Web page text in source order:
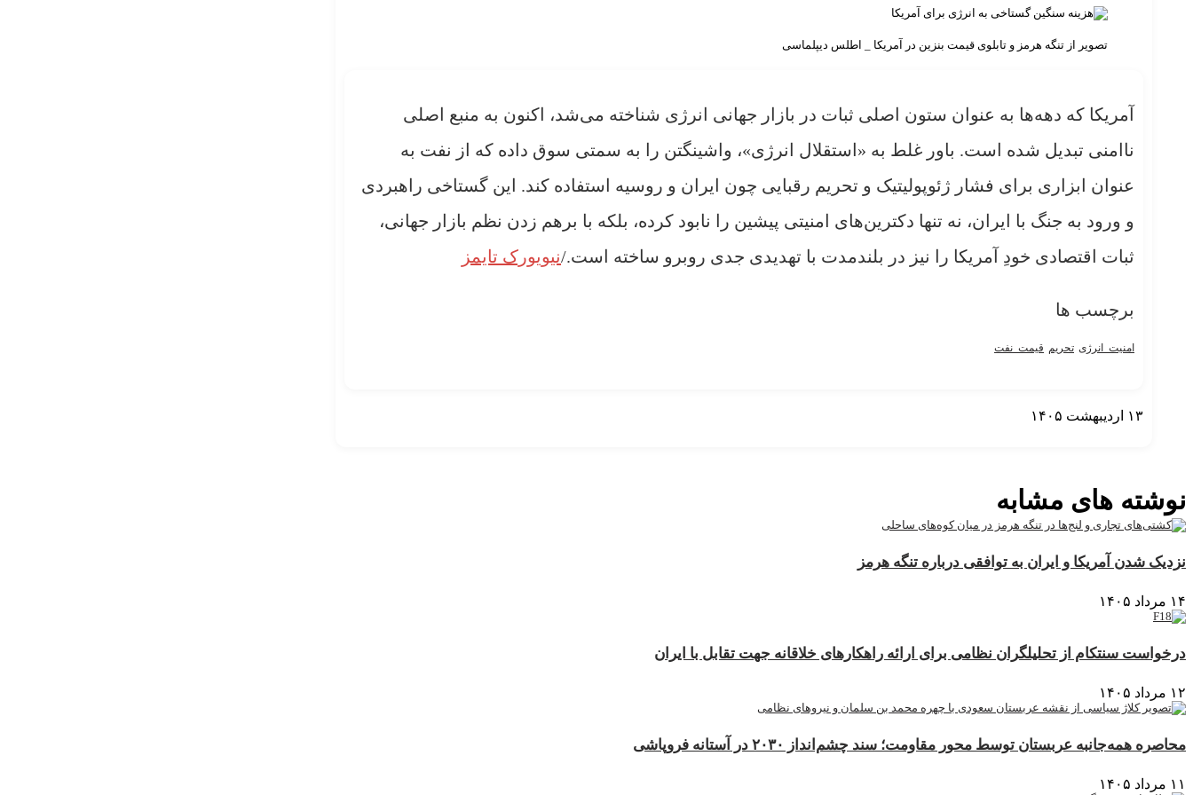
تصویر از تنگه هرمز و تابلوی قیمت بنزین در آمریکا _ اطلس دیپلماسی
آمریکا که دهه‌ها به عنوان ستون اصلی ثبات در بازار جهانی انرژی شناخته می‌شد، اکنون به منبع اصلی
ناامنی تبدیل شده است. باور غلط به «استقلال انرژی»، واشینگتن را به سمتی سوق داده که از نفت به
عنوان ابزاری برای فشار ژئوپولیتیک و تحریم رقبایی چون ایران و روسیه استفاده کند. این گستاخی راهبردی
و ورود به جنگ با ایران، نه تنها دکترین‌های امنیتی پیشین را نابود کرده، بلکه با برهم زدن نظم بازار جهانی،
ثبات اقتصادی خودِ آمریکا را نیز در بلندمدت با تهدیدی جدی روبرو ساخته است./نیویورک تایمز
برچسب ها
امنیت_انرژی تحریم قیمت_نفت
۱۳ اردیبهشت ۱۴۰۵
نوشته های مشابه
نزدیک شدن آمریکا و ایران به توافقی درباره تنگه هرمز
۱۴ مرداد ۱۴۰۵
درخواست سنتکام از تحلیلگران نظامی برای ارائه راهکارهای خلاقانه جهت تقابل با ایران
۱۲ مرداد ۱۴۰۵
محاصره همه‌جانبه عربستان توسط محور مقاومت؛ سند چشم‌انداز ۲۰۳۰ در آستانه فروپاشی
۱۱ مرداد ۱۴۰۵